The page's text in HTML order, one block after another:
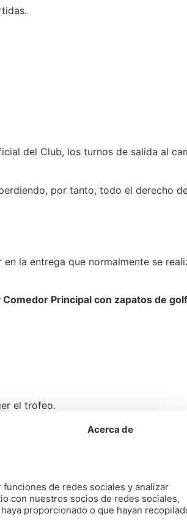
del Club, los turnos de salida al
por tanto, todo el derecho
la entrega que normalmente se
Principal con zapatos de golf
el trofeo.
“Reglas de Etiqueta” en el juego
en el campo y respetar el
Acerca de
de redes sociales y analizar
con nuestros socios de redes sociales,
proporcionado o que hayan